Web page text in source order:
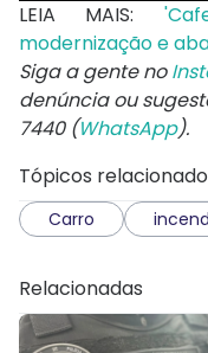
LEIA MAIS:
modernização e
Siga a gente no
denúncia ou
7440 (WhatsApp).
Tópicos
Carro
Relacionadas